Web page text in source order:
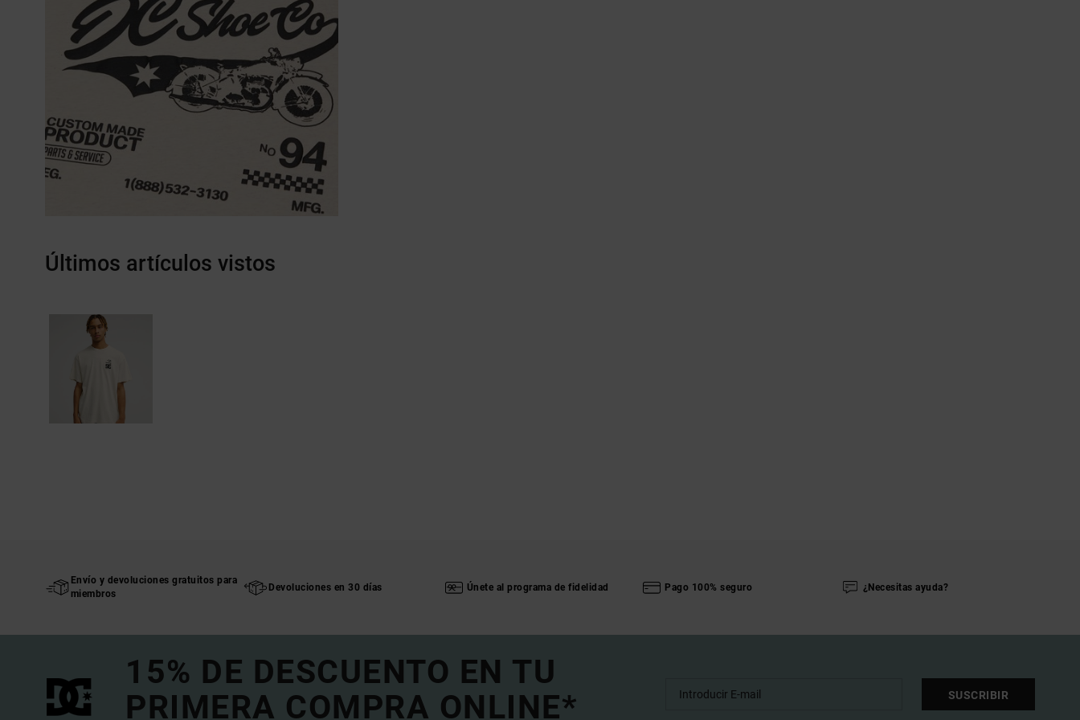
Últimos artículos vistos
Envío y devoluciones gratuitos para
miembros
Devoluciones en 30 días Únete al programa de fidelidad Pago 100% seguro ¿Necesitas ayuda?
15% DE DESCUENTO EN TU
PRIMERA COMPRA ONLINE*
SUSCRIBIR